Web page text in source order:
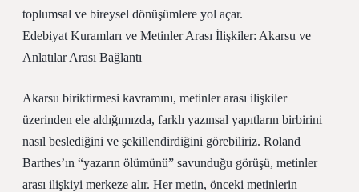
toplumsal ve bireysel dönüşümlere yol açar.
Edebiyat Kuramları ve Metinler Arası İlişkiler: Akarsu ve
Anlatılar Arası Bağlantı
Akarsu biriktirmesi kavramını, metinler arası ilişkiler
üzerinden ele aldığımızda, farklı yazınsal yapıtların birbirini
nasıl beslediğini ve şekillendirdiğini görebiliriz. Roland
Barthes’ın “yazarın ölümünü” savunduğu görüşü, metinler
arası ilişkiyi merkeze alır. Her metin, önceki metinlerin